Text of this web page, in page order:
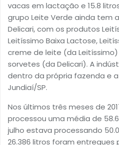
vacas em lactação e 15.8
grupo Leite Verde ainda tem
Delicari, com os produtos
Leitíssimo Baixa Lactose,
creme de leite (da
sorvetes (da Delicari). A
dentro da própria fazenda e
Jundiaí/SP.
Nos últimos três meses de
processou uma média de
julho estava processando
26.386 litros foram entregues